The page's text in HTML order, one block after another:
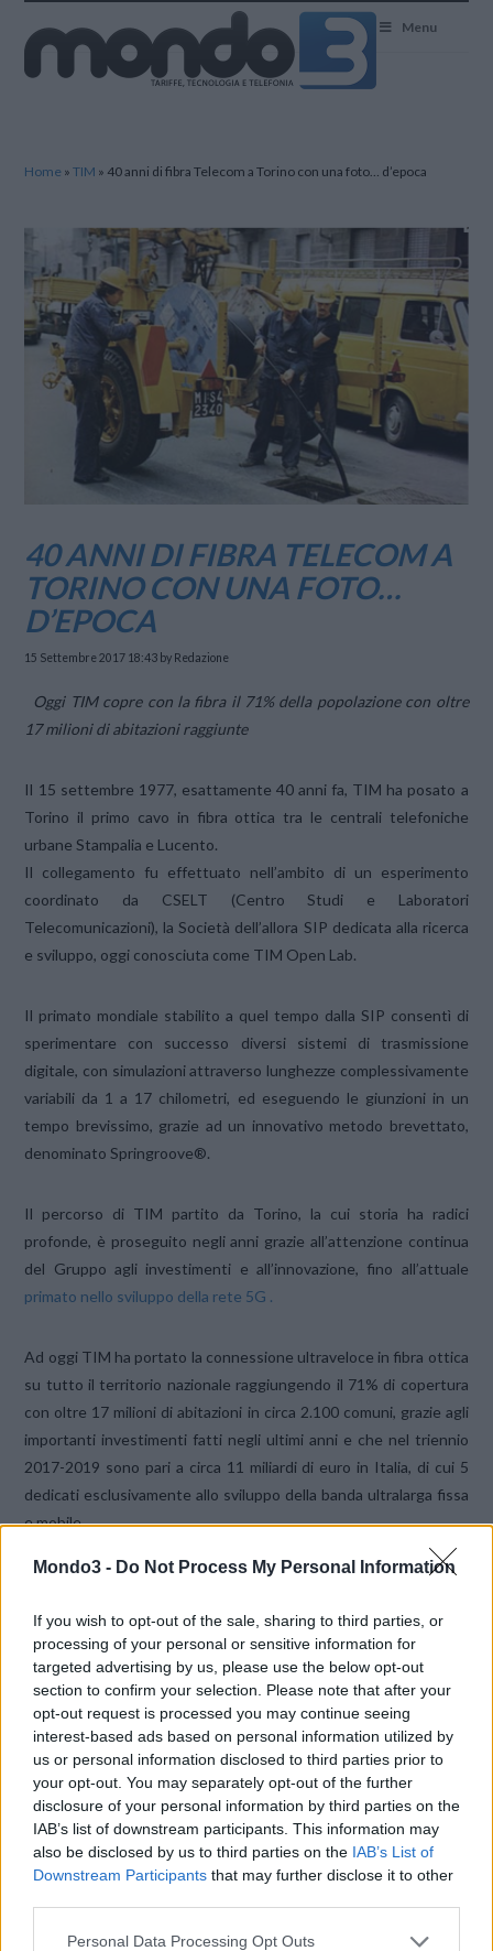
Mondo3 - Do Not Process My Personal Information
If you wish to opt-out of the sale, sharing to third parties, or
processing of your personal or sensitive information for
targeted advertising by us, please use the below opt-out
section to confirm your selection. Please note that after your
opt-out request is processed you may continue seeing
interest-based ads based on personal information utilized by
us or personal information disclosed to third parties prior to
your opt-out. You may separately opt-out of the further
disclosure of your personal information by third parties on the
IAB’s list of downstream participants. This information may
also be disclosed by us to third parties on the IAB’s List of
Downstream Participants that may further disclose it to other
Personal Data Processing Opt Outs
Menu
Home »TIM » 40 anni di fibra Telecom a Torino con una foto… d’epoca
40 ANNI DI FIBRA TELECOM A
TORINO CON UNA FOTO…
D’EPOCA
15 Settembre 2017 18:43 by Redazione
Oggi TIM copre con la fibra il 71% della popolazione con oltre
17 milioni di abitazioni raggiunte
Il 15 settembre 1977, esattamente 40 anni fa, TIM ha posato a
Torino il primo cavo in fibra ottica tra le centrali telefoniche
urbane Stampalia e Lucento.
Il collegamento fu effettuato nell’ambito di un esperimento
coordinato da CSELT (Centro Studi e Laboratori
Telecomunicazioni), la Società dell’allora SIP dedicata alla ricerca
e sviluppo, oggi conosciuta come TIM Open Lab.
Il primato mondiale stabilito a quel tempo dalla SIP consentì di
sperimentare con successo diversi sistemi di trasmissione
digitale, con simulazioni attraverso lunghezze complessivamente
variabili da 1 a 17 chilometri, ed eseguendo le giunzioni in un
tempo brevissimo, grazie ad un innovativo metodo brevettato,
denominato Springroove®.
Il percorso di TIM partito da Torino, la cui storia ha radici
profonde, è proseguito negli anni grazie all’attenzione continua
del Gruppo agli investimenti e all’innovazione, fino all’attuale
primato nello sviluppo della rete 5G .
Ad oggi TIM ha portato la connessione ultraveloce in fibra ottica
su tutto il territorio nazionale raggiungendo il 71% di copertura
con oltre 17 milioni di abitazioni in circa 2.100 comuni, grazie agli
importanti investimenti fatti negli ultimi anni e che nel triennio
2017-2019 sono pari a circa 11 miliardi di euro in Italia, di cui 5
dedicati esclusivamente allo sviluppo della banda ultralarga fissa
e mobile.
CONDIVIDI QUESTO ARTICOLO:
E-mail LinkedIn Facebook
X Mastodon Telegram
WhatsApp Stampa Altro